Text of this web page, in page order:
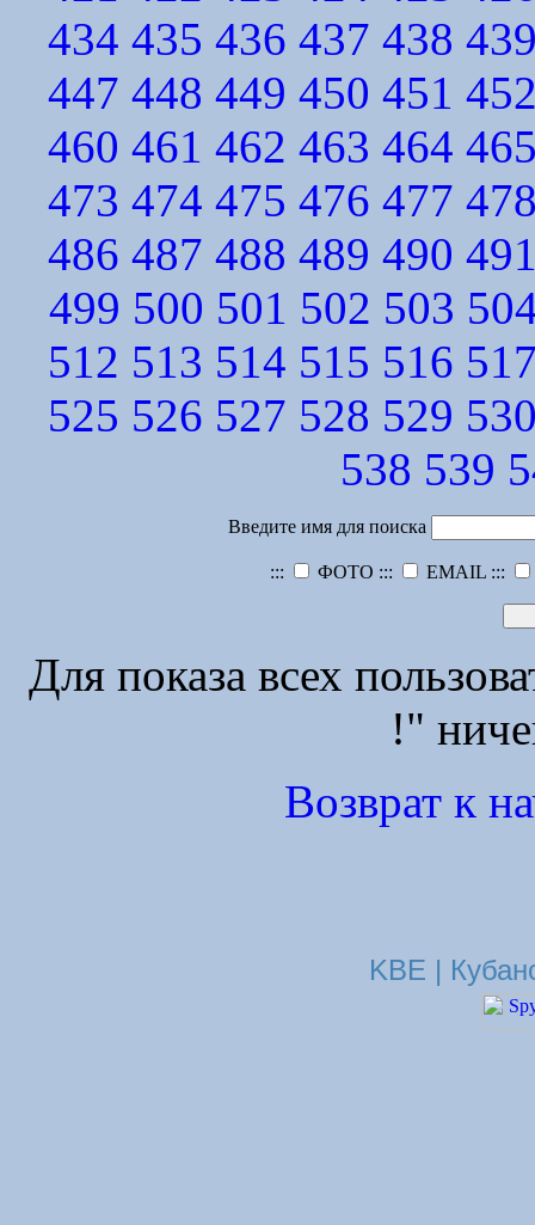
434 435 436 437 438
447 448 449 450 451
460 461 462 463 464
473 474 475 476 477
486 487 488 489 490
499 500 501 502 503
512 513 514 515 516
525 526 527 528 529
538 539
Введите имя для поиска
::: ФОТО ::: EMAIL :::
Для показа всех
!"
Возврат к
KBE |